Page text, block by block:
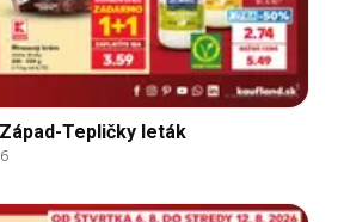
Tepličky leták